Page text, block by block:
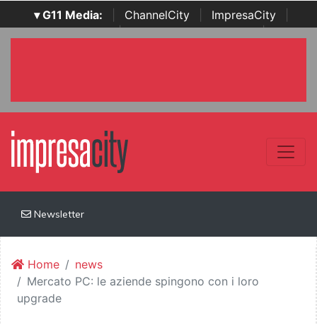
▾ G11 Media: ChannelCity ImpresaCity
SecurityOpenLab | Italian Channel Awards | Italian
Newsletter
Home
news
Mercato PC: le aziende spingono con i loro
upgrade